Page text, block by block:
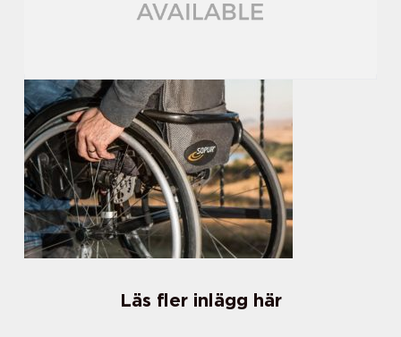
Läs fler inlägg här